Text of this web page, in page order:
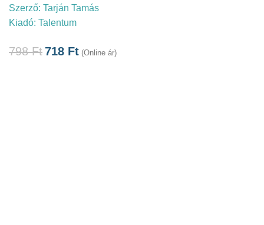
Szerző: Tarján Tamás
Kiadó: Talentum
798Ft718 Ft (Online ár)